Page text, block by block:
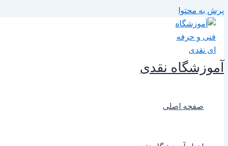
پرش به محتوا
آموزشگاه نقدی
صفحه اصلی